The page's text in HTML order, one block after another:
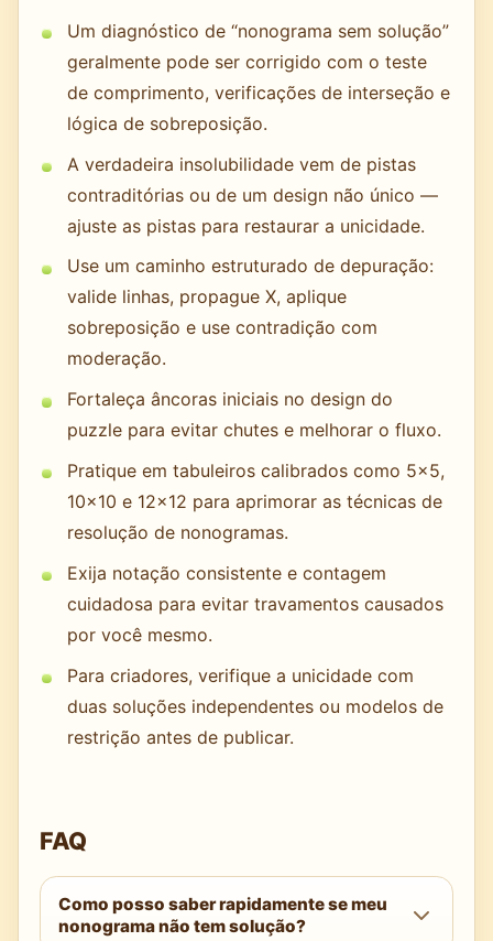
Um diagnóstico de “nonograma sem solução”
geralmente pode ser corrigido com o teste
de comprimento, verificações de interseção e
lógica de sobreposição.
A verdadeira insolubilidade vem de pistas
contraditórias ou de um design não único —
ajuste as pistas para restaurar a unicidade.
Use um caminho estruturado de depuração:
valide linhas, propague X, aplique
sobreposição e use contradição com
moderação.
Fortaleça âncoras iniciais no design do
puzzle para evitar chutes e melhorar o fluxo.
Pratique em tabuleiros calibrados como 5×5,
10×10 e 12×12 para aprimorar as técnicas de
resolução de nonogramas.
Exija notação consistente e contagem
cuidadosa para evitar travamentos causados
por você mesmo.
Para criadores, verifique a unicidade com
duas soluções independentes ou modelos de
restrição antes de publicar.
FAQ
Como posso saber rapidamente se meu
nonograma não tem solução?